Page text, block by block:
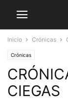
Inicio Crónicas
Crónicas
CIEGAS